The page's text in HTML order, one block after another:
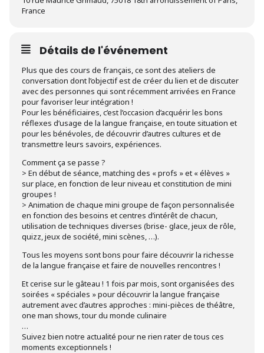
France
Détails de l'événement
Plus que des cours de français, ce sont des ateliers de
conversation dont l’objectif est de créer du lien et de discuter
avec des personnes qui sont récemment arrivées en France
pour favoriser leur intégration !
Pour les bénéficiaires, c’est l’occasion d’acquérir les bons
réflexes d’usage de la langue française, en toute situation et
pour les bénévoles, de découvrir d’autres cultures et de
transmettre leurs savoirs, expériences.
Comment ça se passe ?
> En début de séance, matching des « profs » et « élèves »
sur place, en fonction de leur niveau et constitution de mini
groupes !
> Animation de chaque mini groupe de façon personnalisée
en fonction des besoins et centres d’intérêt de chacun,
utilisation de techniques diverses (brise- glace, jeux de rôle,
quizz, jeux de société, mini scènes, …).
Tous les moyens sont bons pour faire découvrir la richesse
de la langue française et faire de nouvelles rencontres !
Et cerise sur le gâteau ! 1 fois par mois, sont organisées des
soirées « spéciales » pour découvrir la langue française
autrement avec d’autres approches : mini-pièces de théâtre,
one man shows, tour du monde culinaire
…
Suivez bien notre actualité pour ne rien rater de tous ces
moments exceptionnels !